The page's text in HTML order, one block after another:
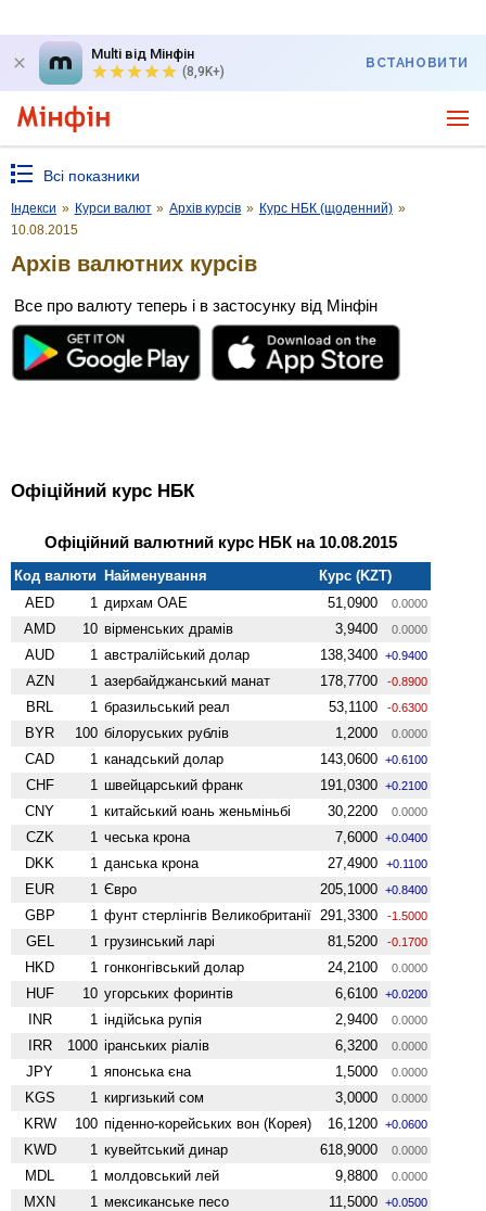
Multi від Мінфін
(8,9K+)
ВСТАНОВИТИ
Всі показники
Індекси » Курси валют » Архів курсів » Курс НБК (щоденний) »
10.08.2015
Архів валютних курсів
Все про валюту теперь і в застосунку від Мінфін
Офіційний курс НБК
Офіційний валютний курс НБК на 10.08.2015
Код валюти Найменування
Курс (KZT)
AED
1 дирхам ОАЕ 51,0900 0.0000
AMD 10 вiрменських драмів 3,9400 0.0000
AUD 1 австралійський долар 138,3400 +0.9400
AZN 1 азербайджанський манат 178,7700 -0.8900
BRL 1 бразильський реал 53,1100 -0.6300
BYR 100 білоруських рублів 1,2000 0.0000
CAD 1 канадський долар 143,0600 +0.6100
CHF 1 швейцарський франк 191,0300 +0.2100
CNY 1 китайський юань женьмiньбi 30,2200 0.0000
CZK 1 чеська крона 7,6000 +0.0400
DKK 1 данська крона 27,4900 +0.1100
EUR 1 Євро 205,1000 +0.8400
GBP 1 фунт стерлінгів Велико­британії 291,3300 -1.5000
GEL 1 грузинський ларі 81,5200 -0.1700
HKD 1 гонконгівський долар 24,2100 0.0000
HUF 10 угорських форинтів 6,6100 +0.0200
INR 1 індійська рупія 2,9400 0.0000
IRR 1000 іранських ріалів 6,3200 0.0000
JPY 1 японська єна 1,5000 0.0000
KGS 1 киргизький сом 3,0000 0.0000
KRW 100 піденно-корейських вон (Корея) 16,1200 +0.0600
KWD 1 кувейтський динар 618,9000 0.0000
MDL 1 молдовський лей 9,8800 0.0000
MXN 1 мексиканське песо 11,5000 +0.0500